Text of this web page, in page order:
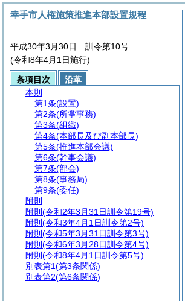
幸手市人権施策推進本部設置規程
平成30年3月30日 訓令第10号
(令和8年4月1日施行)
条項目次
沿革
本則
第1条(設置)
第2条(所掌事務)
第3条(組織)
第4条(本部長及び副本部長)
第5条(推進本部会議)
第6条(幹事会議)
第7条(部会)
第8条(事務局)
第9条(委任)
附則
附則 (令和2年3月31日訓令第19号)
附則 (令和3年4月1日訓令第2号)
附則 (令和5年3月31日訓令第3号)
附則 (令和6年3月28日訓令第4号)
附則 (令和8年4月1日訓令第5号)
別表第1(第3条関係)
別表第2(第6条関係)